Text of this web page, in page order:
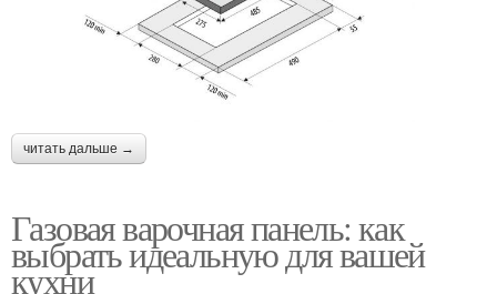
читать дальше →
Газовая варочная панель: как
выбрать идеальную для вашей
кухни